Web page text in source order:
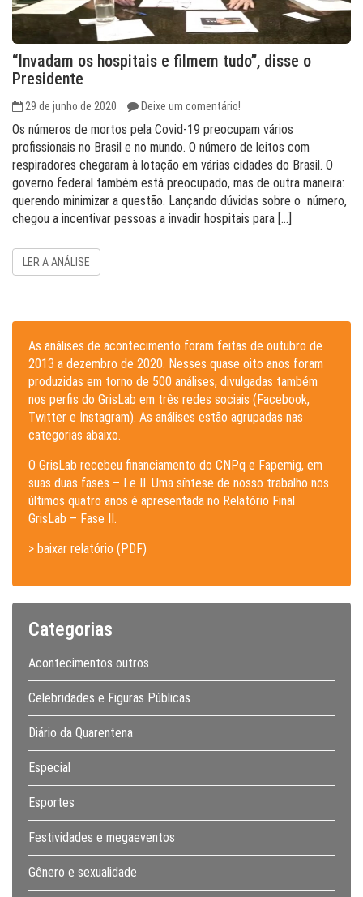
“Invadam os hospitais e filmem tudo”, disse o
Presidente
29 de junho de 2020 Deixe um comentário!
Os números de mortos pela Covid-19 preocupam vários
profissionais no Brasil e no mundo. O número de leitos com
respiradores chegaram à lotação em várias cidades do Brasil. O
governo federal também está preocupado, mas de outra maneira:
querendo minimizar a questão. Lançando dúvidas sobre o número,
chegou a incentivar pessoas a invadir hospitais para […]
LER A ANÁLISE
As análises de acontecimento foram feitas de outubro de
2013 a dezembro de 2020. Nesses quase oito anos foram
produzidas em torno de 500 análises, divulgadas também
nos perfis do GrisLab em três redes sociais (Facebook,
Twitter e Instagram). As análises estão agrupadas nas
categorias abaixo.
O GrisLab recebeu financiamento do CNPq e Fapemig, em
suas duas fases – I e II. Uma síntese de nosso trabalho nos
últimos quatro anos é apresentada no Relatório Final
GrisLab – Fase II.
> baixar relatório (PDF)
Categorias
Acontecimentos outros
Celebridades e Figuras Públicas
Diário da Quarentena
Especial
Esportes
Festividades e megaeventos
Gênero e sexualidade